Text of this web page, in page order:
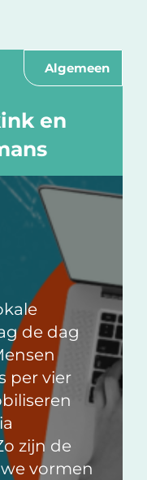
Algemeen
en
de dag
per vier
zijn de
vormen